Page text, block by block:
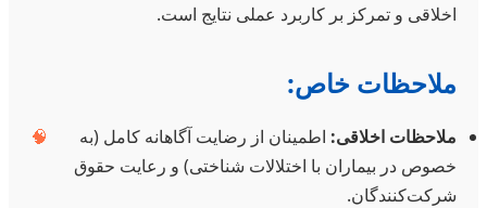
اخلاقی و تمرکز بر کاربرد عملی نتایج است.
ملاحظات خاص:
🧠 ملاحظات اخلاقی: اطمینان از رضایت آگاهانه کامل (به
خصوص در بیماران با اختلالات شناختی) و رعایت حقوق
شرکت‌کنندگان.